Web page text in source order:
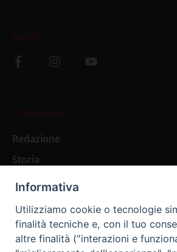
Social
L’editoriale
Redazione
Storia
Abbonamenti
Abbonamento Annuale Digitale
Informativa
Utilizziamo cookie o tecnologie
finalità tecniche e, con il tuo
altre finalità ("interazioni e